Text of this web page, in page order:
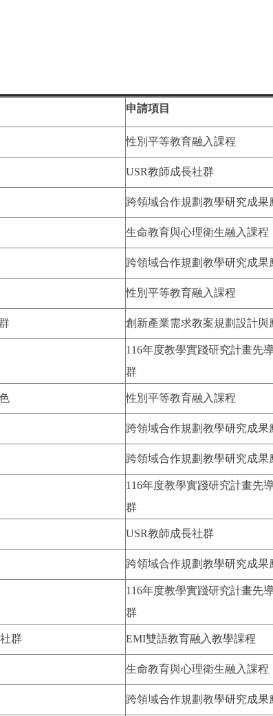
申請項目
性別平等教育融入課程
USR教師成長社群
跨領域合作規劃教學研究成果
生命教育與心理衛生融入課程
跨領域合作規劃教學研究成果
性別平等教育融入課程
創新產業需求教案規劃設計與
116年度教學實踐研究計畫先
群
性別平等教育融入課程
跨領域合作規劃教學研究成果
跨領域合作規劃教學研究成果
116年度教學實踐研究計畫先
群
USR教師成長社群
跨領域合作規劃教學研究成果
116年度教學實踐研究計畫先
群
群 EMI雙語教育融入教學課程
生命教育與心理衛生融入課程
跨領域合作規劃教學研究成果